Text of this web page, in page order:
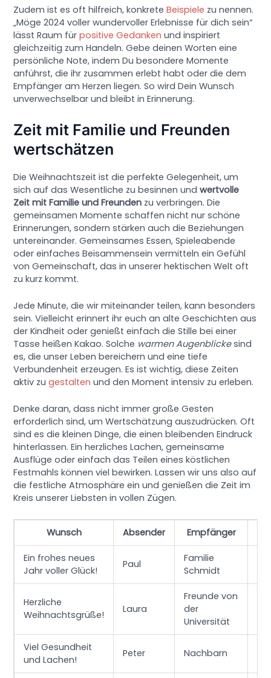
Zudem ist es oft hilfreich, konkreteBeispiele zu nennen.
„Möge 2024 voller wundervoller Erlebnisse für dich sein“
lässt Raum fürpositive Gedanken und inspiriert
gleichzeitig zum Handeln. Gebe deinen Worten eine
persönliche Note, indem Du besondere Momente
anführst, die ihr zusammen erlebt habt oder die dem
Empfänger am Herzen liegen. So wird Dein Wunsch
unverwechselbar und bleibt in Erinnerung.
Zeit mit Familie und Freunden
wertschätzen
Die Weihnachtszeit ist die perfekte Gelegenheit, um
sich auf das Wesentliche zu besinnen undwertvolle
Zeit mit Familie und Freunden zu verbringen. Die
gemeinsamen Momente schaffen nicht nur schöne
Erinnerungen, sondern stärken auch die Beziehungen
untereinander. Gemeinsames Essen, Spieleabende
oder einfaches Beisammensein vermitteln ein Gefühl
von Gemeinschaft, das in unserer hektischen Welt oft
zu kurz kommt.
Jede Minute, die wir miteinander teilen, kann besonders
sein. Vielleicht erinnert ihr euch an alte Geschichten aus
der Kindheit oder genießt einfach die Stille bei einer
Tasse heißen Kakao. Solche warmen Augenblickesind
es, die unser Leben bereichern und eine tiefe
Verbundenheit erzeugen. Es ist wichtig, diese Zeiten
aktiv zugestalten und den Moment intensiv zu erleben.
Denke daran, dass nicht immer große Gesten
erforderlich sind, um Wertschätzung auszudrücken. Oft
sind es die kleinen Dinge, die einen bleibenden Eindruck
hinterlassen. Ein herzliches Lachen, gemeinsame
Ausflüge oder einfach das Teilen eines köstlichen
Festmahls können viel bewirken. Lassen wir uns also auf
die festliche Atmosphäre ein und genießen die Zeit im
Kreis unserer Liebsten in vollen Zügen.
Wunsch Absender Empfänger
Ein frohes neues
Jahr voller Glück!
Paul
Familie
Schmidt
Herzliche
Weihnachtsgrüße!
Laura
Freunde von
der
Universität
Viel Gesundheit
und Lachen!
Peter Nachbarn